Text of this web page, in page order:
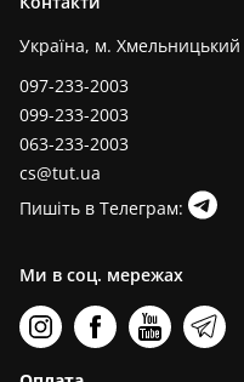
Україна, м. Хмельницький
097-233-2003
099-233-2003
063-233-2003
cs@tut.ua
Пишіть в Телеграм:
Ми в соц. мережах